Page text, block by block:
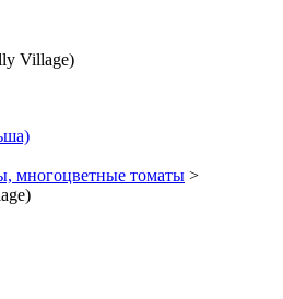
Village)
многоцветные томаты >